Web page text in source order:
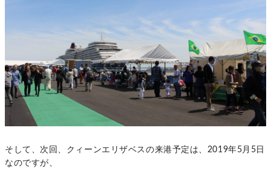
そして、次回、クィーンエリザベスの来港予定は、2019年5月5日
なのですが、